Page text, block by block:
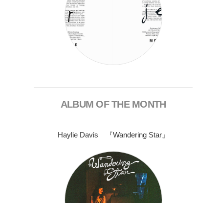
ALBUM OF THE MONTH
Haylie Davis 『Wandering Star』